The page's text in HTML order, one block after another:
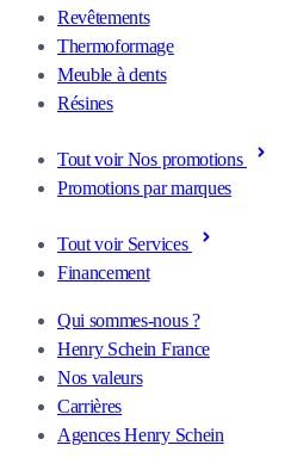
Revêtements
Thermoformage
Meuble à dents
Résines
Tout voir Nos promotions
Promotions par marques
Tout voir Services
Financement
Qui sommes-nous ?
Henry Schein France
Nos valeurs
Carrières
Agences Henry Schein